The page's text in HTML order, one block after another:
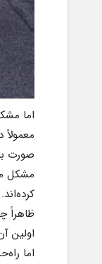
کرده‌اند. فعلاً به نظر می‌رسد این مشکل مختص مدل‌های اولیه مزدا ۳ است.
اولین آن‌ها در سال ۲۰۱۵ گزارش